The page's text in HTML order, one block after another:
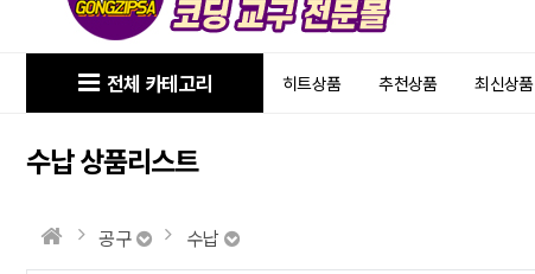
전체 카테고리 히트상품 추천상품 최신상품
수납 상품리스트
공구 수납